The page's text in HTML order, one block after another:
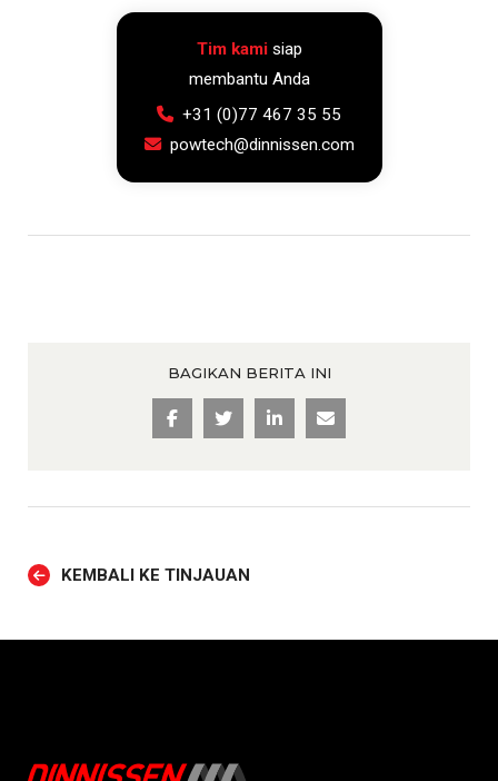
Tim kamisiap
membantu Anda
+31 (0)77 467 35 55
powtech@dinnissen.com
BAGIKAN BERITA INI
KEMBALI KE TINJAUAN